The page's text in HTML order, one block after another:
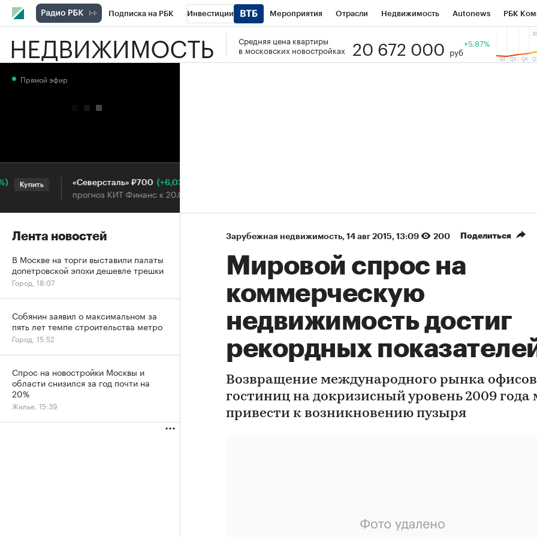
Подписка на РБК Инвестиции Мероприятия Отрасли Недвижимость Autonews РБК
РБК Вино Спорт Школа управления РБК РБК Образование Тренды
НЕДВИЖИМОСТЬ
Средняя цена квартиры
в московских новостройках
20 672 000 руб
+5.87%
Зарубежная недвижимость⁠, 14 авг 2015, 13:09 200 Поделиться
Мировой спрос на
коммерческую
недвижимость достиг
рекордных
Возвращение международного рынка
гостиниц на докризисный уровень 2009 года
привести к возникновению пузыря
Прямой эфир
Купить «Северсталь» ₽700 (+6,03%)
прогноз КИТ Финанс к 20.07.27
Лента новостей
В Москве на торги выставили палаты
допетровской эпохи дешевле трешки
Город, 18:07
Собянин заявил о максимальном за
пять лет темпе строительства метро
Город, 15:52
Спрос на новостройки Москвы и
области снизился за год почти на
20%
Жилье, 15:39